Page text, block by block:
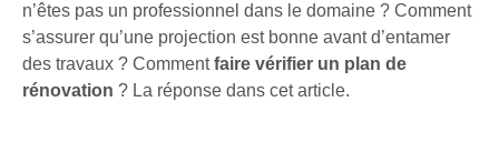
n’êtes pas un professionnel dans le domaine ? Comment
s’assurer qu’une projection est bonne avant d’entamer
des travaux ? Commentfaire vérifier un plan de
rénovation ? La réponse dans cet article.